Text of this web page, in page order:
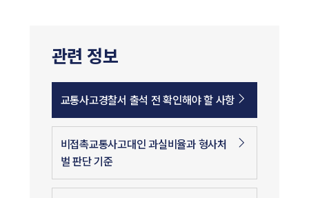
관련 정보
교통사고경찰서 출석 전 확인해야 할 사항
비접촉교통사고대인 과실비율과 형사처
벌 판단 기준